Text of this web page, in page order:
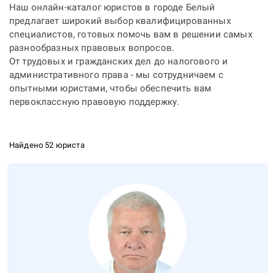
Наш онлайн-каталог юристов в городе Белый
предлагает широкий выбор квалифицированных
специалистов, готовых помочь вам в решении самых
разнообразных правовых вопросов.
От трудовых и гражданских дел до налогового и
административного права - мы сотрудничаем с
опытными юристами, чтобы обеспечить вам
первоклассную правовую поддержку.
Найдено 52 юриста